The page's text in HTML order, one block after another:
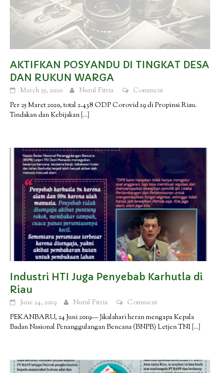
AKTIFKAN POSYANDU DI TINGKAT DESA
DAN RUKUN WARGA
March 25, 2020 Nurul Fitria
Comment
Per 25 Maret 2020, total 2.438 ODP Corovid 19 di Propinsi Riau.
Tindakan dan Kebijakan […]
Industri HTI Juga Penyebab Karhutla di
Riau
June 24, 2019 Nurul Fitria
Comment
PEKANBARU, 24 Juni 2019— Jikalahari heran mengapa Kepala
Badan Nasional Penanggulangan Bencana (BNPB) Letjen TNI […]